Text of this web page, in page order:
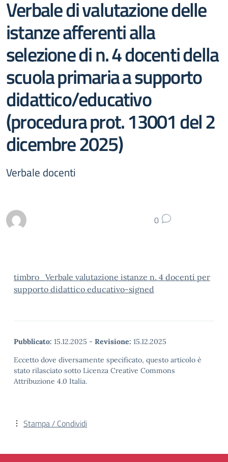
Verbale di valutazione delle
istanze afferenti alla
selezione di n. 4 docenti della
scuola primaria a supporto
didattico/educativo
(procedura prot. 13001 del 2
dicembre 2025)
Verbale docenti
0
timbro_Verbale valutazione istanze n. 4 docenti per
supporto didattico educativo-signed
Pubblicato: 15.12.2025 - Revisione: 15.12.2025
Eccetto dove diversamente specificato, questo articolo è
stato rilasciato sotto Licenza Creative Commons
Attribuzione 4.0 Italia.
Stampa / Condividi